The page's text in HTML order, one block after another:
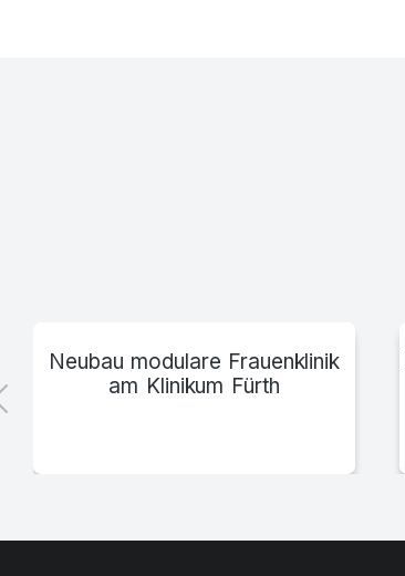
Neubau modulare Frauenklinik
am Klinikum Fürth